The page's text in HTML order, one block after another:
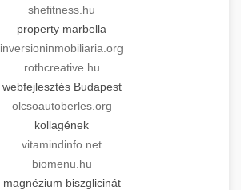
shefitness.hu
property marbella
inversioninmobiliaria.org
rothcreative.hu
webfejlesztés Budapest
olcsoautoberles.org
kollagének
vitamindinfo.net
biomenu.hu
magnézium biszglicinát